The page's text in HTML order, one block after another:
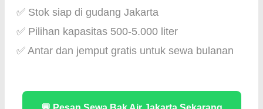
✅ Stok siap di gudang Jakarta
✅ Pilihan kapasitas 500-5.000 liter
✅ Antar dan jemput gratis untuk sewa bulanan